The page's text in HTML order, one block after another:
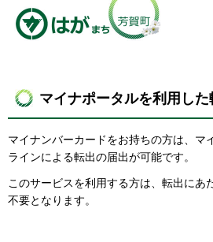
マイナポータルを利用した
マイナンバーカードをお持ちの方は、マ
ラインによる転出の届出が可能です。
このサービスを利用する方は、転出にあ
不要となります。